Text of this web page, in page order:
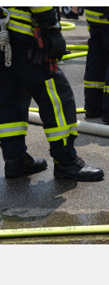
» Sport
» Wirtschaft
Werbung
Datenschutz
Impressum